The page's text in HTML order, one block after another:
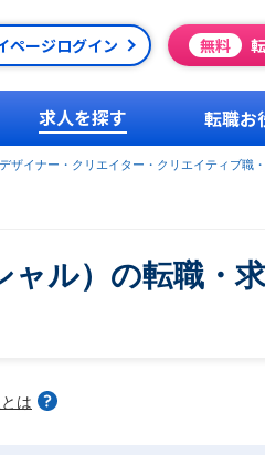
ページログイン 無料
求人を探す 転職お
ザイナー・クリエイター・クリエイティブ職
ル）の転職・
は